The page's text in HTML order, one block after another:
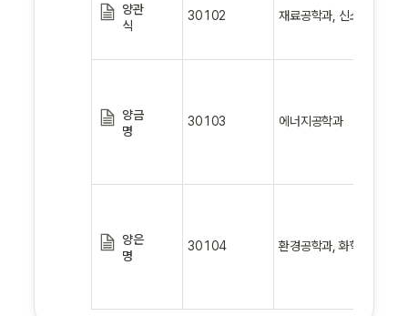
양관
식
30102 재료공학과, 신소재공학과
양금
명
30103 에너지공학과
양은
명
30104 환경공학과, 화학과